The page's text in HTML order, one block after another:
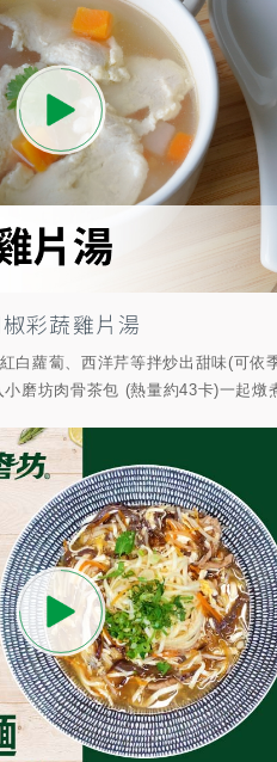
彩蔬雞片湯
白蘿蔔、西洋芹等拌炒出甜味(可依
磨坊肉骨茶包 (熱量約43卡)一起燉